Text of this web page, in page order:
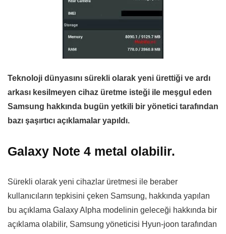
Teknoloji dünyasını sürekli olarak yeni ürettiği ve ardı
arkası kesilmeyen cihaz üretme isteği ile meşgul eden
Samsung hakkında bugün yetkili bir yönetici tarafından
bazı şaşırtıcı açıklamalar yapıldı.
Galaxy Note 4 metal olabilir.
Sürekli olarak yeni cihazlar üretmesi ile beraber
kullanıcıların tepkisini çeken Samsung, hakkında yapılan
bu açıklama Galaxy Alpha modelinin geleceği hakkında bir
açıklama olabilir, Samsung yöneticisi Hyun-joon tarafından